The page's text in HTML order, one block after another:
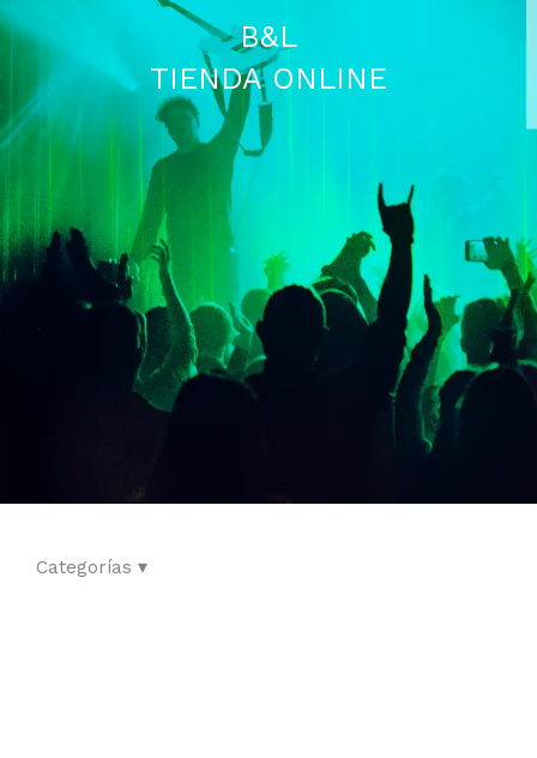
B&L
TIENDA ONLINE
Categorías ▾